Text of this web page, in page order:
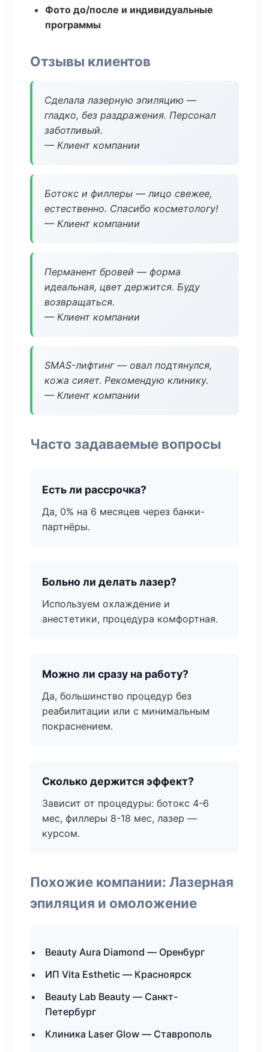
Фото до/после и индивидуальные
программы
Отзывы клиентов
Сделала лазерную эпиляцию —
гладко, без раздражения. Персонал
заботливый.
— Клиент компании
Ботокс и филлеры — лицо свежее,
естественно. Спасибо косметологу!
— Клиент компании
Перманент бровей — форма
идеальная, цвет держится. Буду
возвращаться.
— Клиент компании
SMAS-лифтинг — овал подтянулся,
кожа сияет. Рекомендую клинику.
— Клиент компании
Часто задаваемые вопросы
Есть ли рассрочка?
Да, 0% на 6 месяцев через банки-
партнёры.
Больно ли делать лазер?
Используем охлаждение и
анестетики, процедура комфортная.
Можно ли сразу на работу?
Да, большинство процедур без
реабилитации или с минимальным
покраснением.
Сколько держится эффект?
Зависит от процедуры: ботокс 4-6
мес, филлеры 8-18 мес, лазер —
курсом.
Похожие компании: Лазерная
эпиляция и омоложение
Beauty Aura Diamond — Оренбург
ИП Vita Esthetic — Красноярск
Beauty Lab Beauty — Санкт-
Петербург
Клиника Laser Glow — Ставрополь